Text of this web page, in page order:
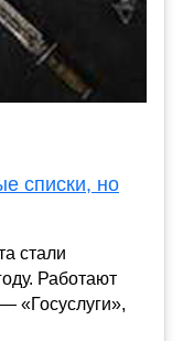
списки, но
стали
Работают
«Госуслуги»,